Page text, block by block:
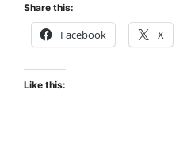
Share this:
Facebook X
Like this: